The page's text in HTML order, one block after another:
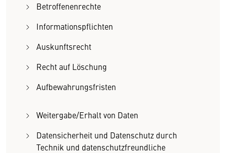
Betroffenenrechte
Informationspflichten
Auskunftsrecht
Recht auf Löschung
Aufbewahrungsfristen
Weitergabe/Erhalt von Daten
Datensicherheit und Datenschutz durch
Technik und datenschutzfreundliche